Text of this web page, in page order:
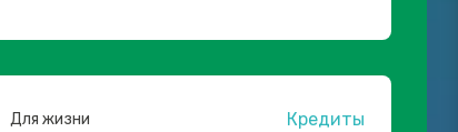
Для жизни Кредиты